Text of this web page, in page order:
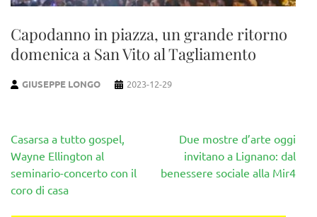
Capodanno in piazza, un grande ritorno
domenica a San Vito al Tagliamento
GIUSEPPE LONGO 2023-12-29
Navigazione
articoli
Casarsa a tutto gospel,
Wayne Ellington al
seminario-concerto con il
coro di casa
Due mostre d’arte oggi
invitano a Lignano: dal
benessere sociale alla Mir4